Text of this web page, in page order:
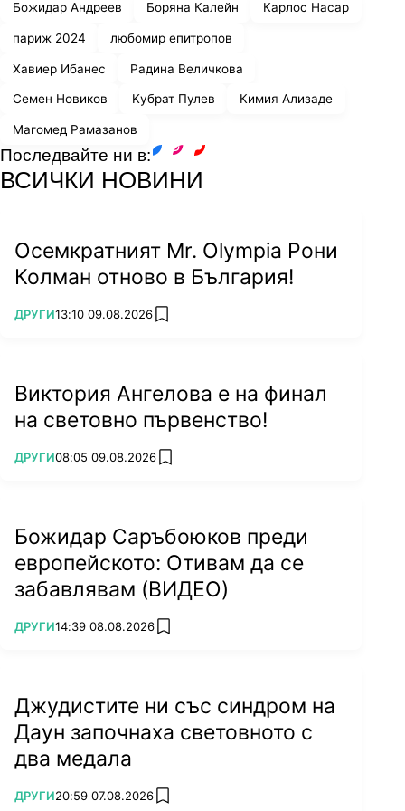
В началото на лятото Реал Мадрид спечели
рекордната 15-та купа в Шампионска лига.
Бостън Селтикс станаха шампиони за 18-ти
път в НБА.
Последва златен медал на Любомир
Епитропов на европейското първенство по
Костадинова остана в историята. На 8 юли
Ярослава Магучих подобри върховото
постижение в скока на височина с 1 см.
за четвърти път.
Божидар Андреев Боряна Калейн Карлос Насар
париж 2024 любомир епитропов
Хавиер Ибанес Радина Величкова
Семен Новиков Kубрат Пулев Кимия Ализаде
Магомед Рамазанов
Последвайте ни в:
ВСИЧКИ НОВИНИ
Осемкратният Mr. Olympia Рони
Колман отново в България!
ПОВЕЧЕ ОТ
ДРУГИ13:10 09.08.2026 add favorites
Виктория Ангелова е на финал
на световно първенство!
ПОВЕЧЕ ОТ
ДРУГИ08:05 09.08.2026 add favorites
Божидар Саръбоюков преди
европейското: Отивам да се
забавлявам (ВИДЕО)
ПОВЕЧЕ ОТ
ДРУГИ14:39 08.08.2026 add favorites
Джудистите ни със синдром на
Даун започнаха световното с
два медала
ПОВЕЧЕ ОТ
ДРУГИ20:59 07.08.2026 add favorites